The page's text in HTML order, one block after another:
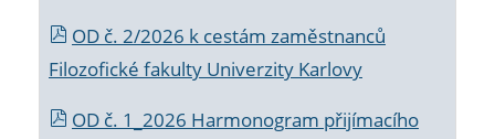
OD č. 2/2026 k cestám zaměstnanců
Filozofické fakulty Univerzity Karlovy
OD č. 1_2026 Harmonogram přijímacího